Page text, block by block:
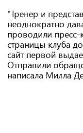
"Тренер и
неоднократно
проводили
страницы клуба
сайт первой
Отправили
написала Милла